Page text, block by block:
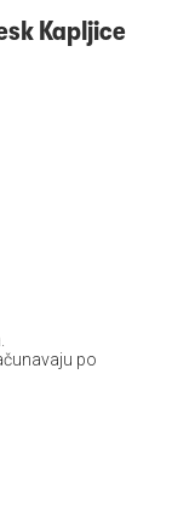
Kapljice
po